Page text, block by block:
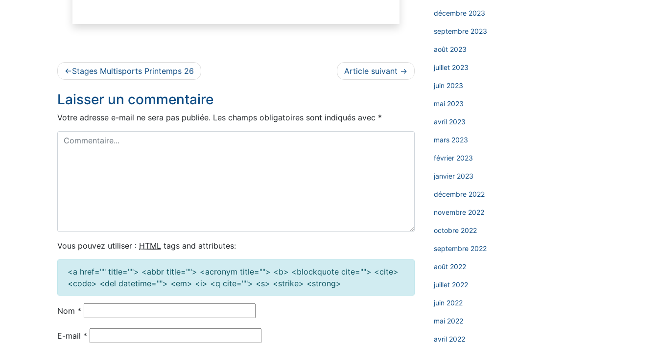
Navigation
l’article
Stages Multisports Printemps 26 Article suivant
Laisser un commentaire
Votre adresse e-mail ne sera pas publiée. Les champs obligatoires sont indiqués avec *
Vous pouvez utiliser : HTML tags and attributes:
<a href="" title=""> <abbr title=""> <acronym title=""> <b> <blockquote cite=""> <cite>
<code> <del datetime=""> <em> <i> <q cite=""> <s> <strike> <strong>
Nom *
E-mail *
décembre 2023
septembre 2023
août 2023
juillet 2023
juin 2023
mai 2023
avril 2023
mars 2023
février 2023
janvier 2023
décembre 2022
novembre 2022
octobre 2022
septembre 2022
août 2022
juillet 2022
juin 2022
mai 2022
avril 2022